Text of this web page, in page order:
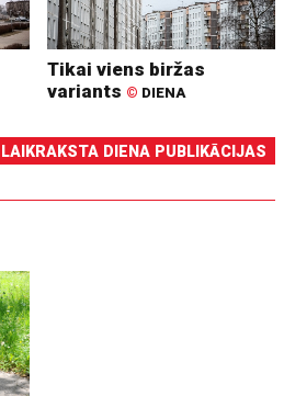
Tikai viens biržas
variants © DIENA
LAIKRAKSTA DIENA PUBLIKĀCIJAS